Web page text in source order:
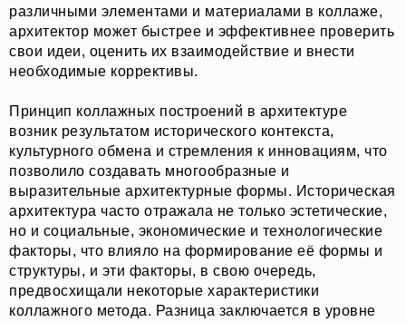
различными элементами и материалами в коллаже,
архитектор может быстрее и эффективнее проверить
свои идеи, оценить их взаимодействие и внести
необходимые коррективы.
Принцип коллажных построений в архитектуре
возник результатом исторического контекста,
культурного обмена и стремления к инновациям, что
позволило создавать многообразные и
выразительные архитектурные формы. Историческая
архитектура часто отражала не только эстетические,
но и социальные, экономические и технологические
факторы, что влияло на формирование её формы и
структуры, и эти факторы, в свою очередь,
предвосхищали некоторые характеристики
коллажного метода. Разница заключается в уровне